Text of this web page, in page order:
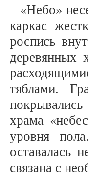
«Небо»
каркас
роспись
деревянных
тяблами.
храма
уровня
оставалась
связана с